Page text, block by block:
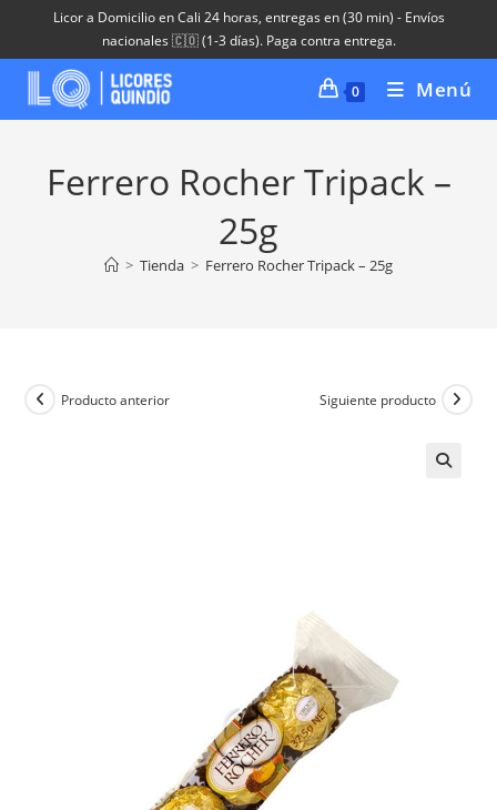
contenido
Licor a Domicilio en Cali 24 horas, entregas en (30 min) - Envíos
nacionales 🇨🇴 (1-3 días). Paga contra entrega.
0 Menú
Ferrero Rocher Tripack –
25g
> Tienda > Ferrero Rocher Tripack – 25g
Producto anterior Siguiente producto